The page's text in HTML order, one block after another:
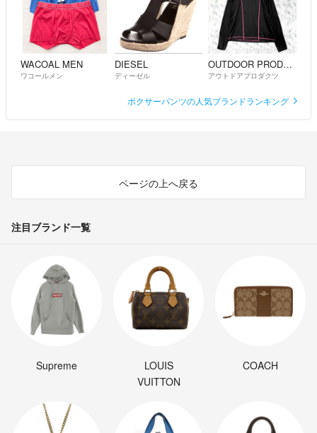
WACOAL MEN
ワコールメン
DIESEL
ディーゼル
OUTDOOR PRODUCTS
アウトドアプロダクツ
ボクサーパンツの人気ブランドランキング
ページの上へ戻る
注目ブランド一覧
Supreme
LOUIS
VUITTON
COACH